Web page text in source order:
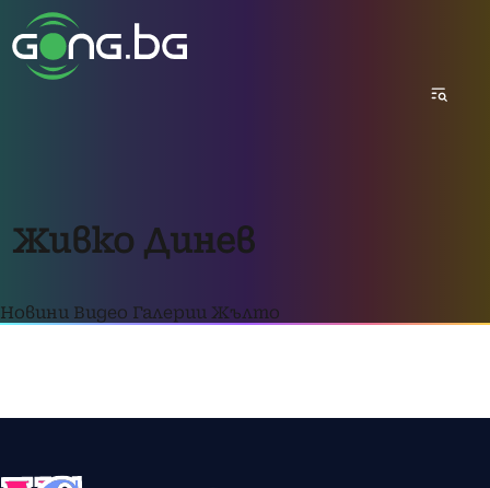
Живко Динев
Новини Видео Галерии Жълто